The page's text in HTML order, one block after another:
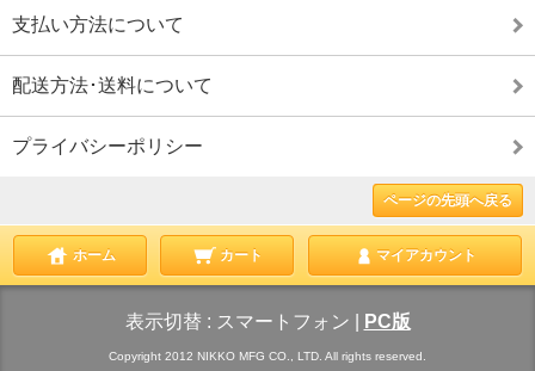
支払い方法について
配送方法･送料について
プライバシーポリシー
ページの先頭へ戻る
ホーム カート マイアカウント
表示切替 : スマートフォン PC版
Copyright 2012 NIKKO MFG CO., LTD. All rights reserved.